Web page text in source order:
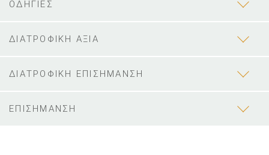
ΟΔΗΓΙΕΣ
ΔΙΑΤΡΟΦΙΚΗ ΑΞΙΑ
ΔΙΑΤΡΟΦΙΚΗ ΕΠΙΣΗΜΑΝΣΗ
ΕΠΙΣΗΜΑΝΣΗ